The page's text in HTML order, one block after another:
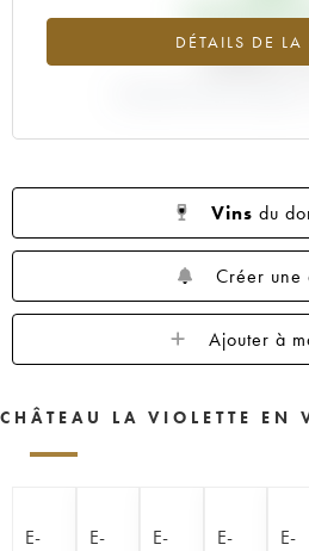
DÉTAILS DE LA
PRIX
Vins du
Créer une
Ajouter à
CHÂTEAU LA VIOLETTE EN
E-
E-
E-
E-
E-